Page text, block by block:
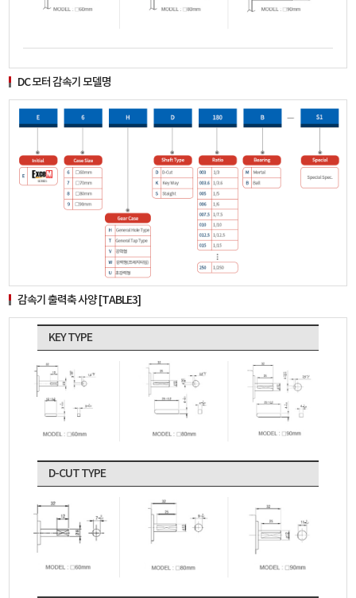
DC 모터 감속기 모델명
감속기 출력축 사양 [TABLE3]
KEY TYPE
D-CUT TYPE